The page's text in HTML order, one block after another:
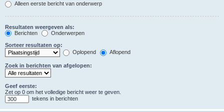
Alleen eerste bericht van onderwerp
Resultaten weergeven als:
Berichten
Onderwerpen
Sorteer resultaten op:
Oplopend
Aflopend
Zoek in berichten van afgelopen:
Geef eerste:
Zet op 0 om het volledige bericht weer te geven.
tekens in berichten